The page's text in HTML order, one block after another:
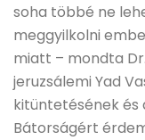
soha többé ne
meggyilkolni
miatt – mondta
jeruzsálemi Yad
kitüntetésének és
Bátorságért